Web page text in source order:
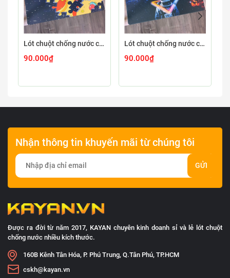
Lót chuột chống nước cỡ lớn 80x30cm dày 3mm ASTRO-03-80X30
90.000₫
Lót chuột chống nước cỡ lớn 80x30cm dày 3mm ASTRO-02-80X30
90.000₫
Nhận thông tin khuyến mãi từ chúng tôi
GỬI
Được ra đời từ năm 2017, KAYAN chuyên kinh doanh sỉ và lẻ lót chuột
chống nước nhiều kích thước.
160B Kênh Tân Hóa, P. Phú Trung, Q.Tân Phú, TP.HCM
cskh@kayan.vn